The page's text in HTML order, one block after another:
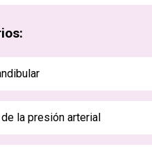
la presión arterial